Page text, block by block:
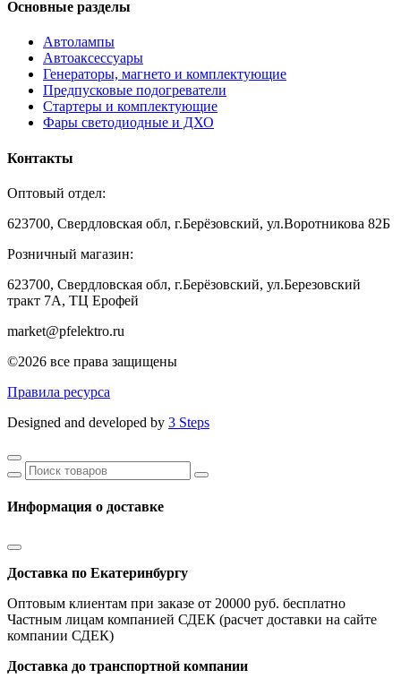
Основные разделы
Автолампы
Автоаксессуары
Генераторы, магнето и комплектующие
Предпусковые подогреватели
Стартеры и комплектующие
Фары светодиодные и ДХО
Контакты
Оптовый отдел:
623700, Свердловская обл, г.Берёзовский, ул.Воротникова 82Б
Розничный магазин:
623700, Свердловская обл, г.Берёзовский, ул.Березовский
тракт 7А, ТЦ Ерофей
market@pfelektro.ru
©2026 все права защищены
Правила ресурса
Designed and developed by 3 Steps
Информация о доставке
Доставка по Екатеринбургу
Оптовым клиентам при заказе от 20000 руб. бесплатно
Частным лицам компанией СДЕК (расчет доставки на сайте
компании СДЕК)
Доставка до транспортной компании